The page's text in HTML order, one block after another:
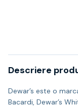
Descriere
Dewar’s este o
Bacardi, Dewar’s